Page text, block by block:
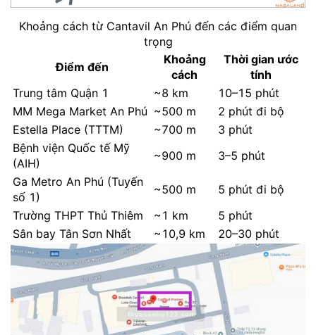
Khoảng cách từ Cantavil An Phú đến các điểm quan
trọng
Điểm đến
Khoảng
cách
Thời gian ước
tính
Trung tâm Quận 1
~8 km
10–15 phút
MM Mega Market An Phú ~500 m
2 phút đi bộ
Estella Place (TTTM)
~700 m
3 phút
Bệnh viện Quốc tế Mỹ
(AIH)
~900 m
3–5 phút
Ga Metro An Phú (Tuyến
số 1)
~500 m
5 phút đi bộ
Trường THPT Thủ Thiêm
~1 km
5 phút
Sân bay Tân Sơn Nhất
~10,9 km 20–30 phút